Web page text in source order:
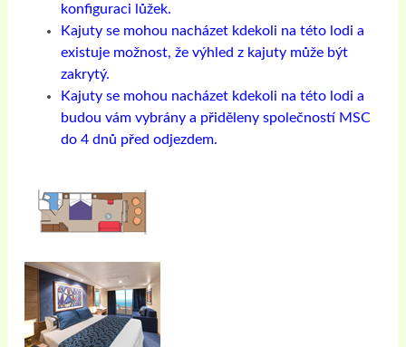
konfiguraci lůžek.
Kajuty se mohou nacházet kdekoli na této lodi a
existuje možnost, že výhled z kajuty může být
zakrytý.
Kajuty se mohou nacházet kdekoli na této lodi a
budou vám vybrány a přiděleny společností MSC
do 4 dnů před odjezdem.